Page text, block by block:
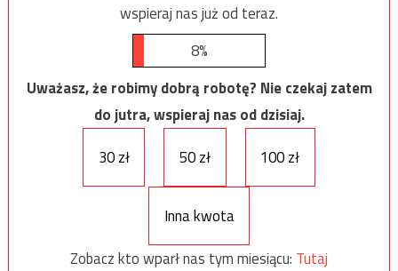
wspieraj nas już od teraz.
8%
Uważasz, że robimy dobrą robotę? Nie czekaj zatem
do jutra, wspieraj nas od dzisiaj.
30 zł
50 zł 100 zł
Inna kwota
Zobacz kto wparł nas tym miesiącu: Tutaj